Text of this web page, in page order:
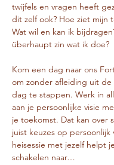
twijfels en vragen heeft
dit zelf ook? Hoe ziet mijn
Wat wil en kan ik
überhaupt zin wat ik doe?
Kom een dag naar ons
om zonder afleiding uit de
dag te stappen. Werk in
aan je persoonlijke visie
je toekomst. Dat kan over
juist keuzes op persoonlijk
heisessie met jezelf helpt
schakelen naar…